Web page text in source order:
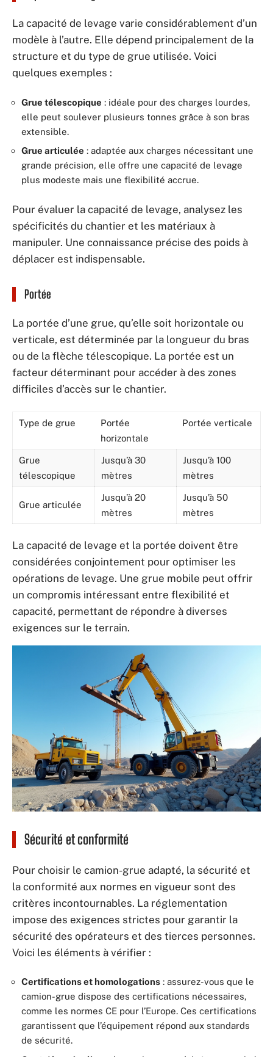
La capacité de levage varie considérablement d’un
modèle à l’autre. Elle dépend principalement de la
structure et du type de grue utilisée. Voici
quelques exemples :
Grue télescopique : idéale pour des charges lourdes,
elle peut soulever plusieurs tonnes grâce à son bras
extensible.
Grue articulée : adaptée aux charges nécessitant une
grande précision, elle offre une capacité de levage
plus modeste mais une flexibilité accrue.
Pour évaluer la capacité de levage, analysez les
spécificités du chantier et les matériaux à
manipuler. Une connaissance précise des poids à
déplacer est indispensable.
Portée
La portée d’une grue, qu’elle soit horizontale ou
verticale, est déterminée par la longueur du bras
ou de la flèche télescopique. La portée est un
facteur déterminant pour accéder à des zones
difficiles d’accès sur le chantier.
Type de grue
Portée
horizontale
Portée verticale
Grue
télescopique
Jusqu’à 30
mètres
Jusqu’à 100
mètres
Grue articulée
Jusqu’à 20
mètres
Jusqu’à 50
mètres
La capacité de levage et la portée doivent être
considérées conjointement pour optimiser les
opérations de levage. Une grue mobile peut offrir
un compromis intéressant entre flexibilité et
capacité, permettant de répondre à diverses
exigences sur le terrain.
Sécurité et conformité
Pour choisir le camion-grue adapté, la sécurité et
la conformité aux normes en vigueur sont des
critères incontournables. La réglementation
impose des exigences strictes pour garantir la
sécurité des opérateurs et des tierces personnes.
Voici les éléments à vérifier :
Certifications et homologations : assurez-vous que le
camion-grue dispose des certifications nécessaires,
comme les normes CE pour l’Europe. Ces certifications
garantissent que l’équipement répond aux standards
de sécurité.